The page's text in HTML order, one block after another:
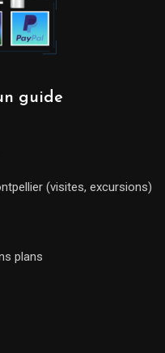
guide
(visites, excursions)
plans